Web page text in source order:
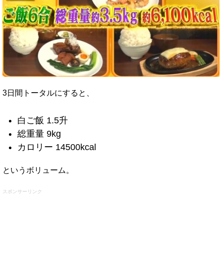
3日間トータルにすると、
白ご飯 1.5升
総重量 9kg
カロリー 14500kcal
というボリューム。
スポンサーリンク